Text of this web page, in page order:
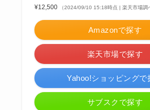
¥12,500
（2024/09/10 15:18時点 | 楽天市場調
Amazonで探す
楽天市場で探す
Yahoo!ショッピングで
サブスクで探す